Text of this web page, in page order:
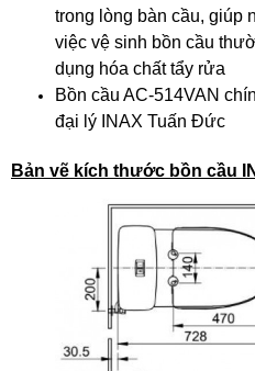
trong lòng bàn cầu,
việc vệ sinh bồn cầu
dụng hóa chất tẩy rửa
Bồn cầu AC-514VAN
đại lý INAX Tuấn Đức
Bản vẽ kích thước bồn cầu